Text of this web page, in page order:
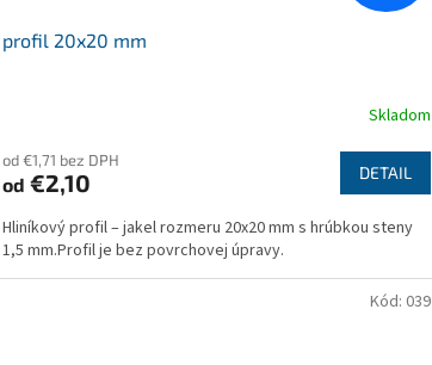
profil 20x20 mm
produktu
je
z
5
hviezdičiek.
Skladom
od €1,71 bez DPH
od €2,10 DETAIL
Hliníkový profil – jakel rozmeru 20x20 mm s hrúbkou steny
1,5 mm.Profil je bez povrchovej úpravy.
Kód: 039